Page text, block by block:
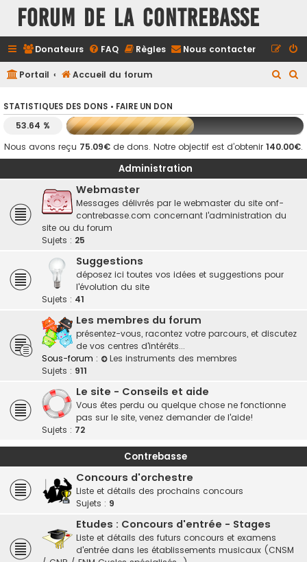
FORUM DE LA CONTREBASSE
Donateurs FAQ Règles Nous contacter
Portail Accueil du forum
h
e
c
e
c
e
STATISTIQUES DES DONS • FAIRE UN DON
53.64 %
Nous avons reçu 75.09€ de dons. Notre objectif est d’obtenir 140.00€.
Administration
Webmaster
Messages délivrés par le webmaster du site onf-
contrebasse.com concernant l'administration du
site ou du forum
Sujets : 25
Suggestions
déposez ici toutes vos idées et suggestions pour
l'évolution du site
Sujets : 41
Les membres du forum
présentez-vous, racontez votre parcours, et discutez
de vos centres d'intérêts...
Sous-forum :
Les instruments des membres
Sujets : 911
Le site - Conseils et aide
Vous êtes perdu ou quelque chose ne fonctionne
pas sur le site, venez demander de l'aide!
Sujets : 72
Contrebasse
Concours d'orchestre
Liste et détails des prochains concours
Sujets : 9
Etudes : Concours d'entrée - Stages
Liste et détails des futurs concours et examens
d'entrée dans les établissements musicaux (CNSM